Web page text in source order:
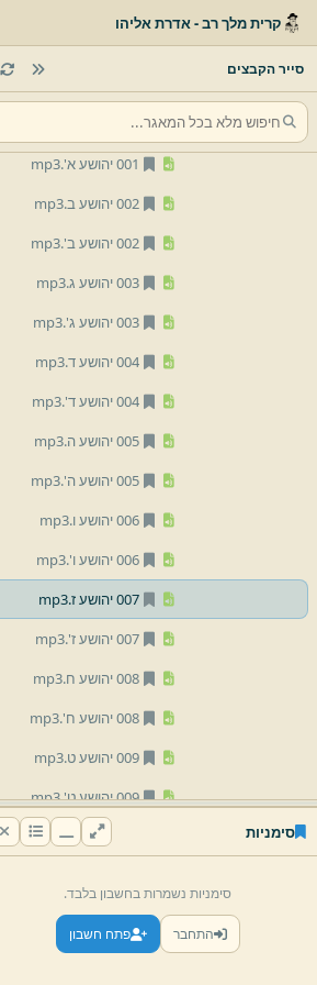
קרית מלך רב - אדרת אליהו
סייר הקבצים
01 נביאים ראשונים
001 יהושע א.
001 יהושע א'.
mp3
002 יהושע ב.
mp3
002 יהושע ב'.
mp3
003 יהושע ג.
mp3
003 יהושע ג'.
mp3
004 יהושע ד.
mp3
004 יהושע ד'.
mp3
005 יהושע ה.
mp3
005 יהושע ה'.
mp3
006 יהושע ו.
mp3
006 יהושע ו'.
mp3
007 יהושע ז.
mp3
007 יהושע ז'.
mp3
008 יהושע ח.
mp3
008 יהושע ח'.
mp3
009 יהושע ט.
mp3
009 יהושע ט'.
mp3
mp3
011 יהושע י' א'.
011 יהושע יא.
mp3
סימניות
סימניות נשמרות בחשבון בלבד.
התחבר פתח חשבון